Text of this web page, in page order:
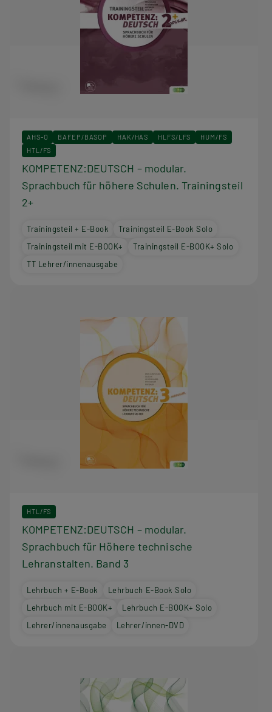
AHS-O BAFEP/BASOP HAK/HAS HLFS/LFS
HUM/FS
HTL/FS
KOMPETENZ:DEUTSCH – modular.
Sprachbuch für höhere Schulen. Trainingsteil
2+
Trainingsteil + E-Book
Trainingsteil E-Book Solo
Trainingsteil mit E-BOOK+
Trainingsteil E-BOOK+ Solo
TT Lehrer/innenausgabe
HTL/FS
KOMPETENZ:DEUTSCH – modular.
Sprachbuch für Höhere technische
Lehranstalten. Band 3
Lehrbuch + E-Book
Lehrbuch E-Book Solo
Lehrbuch mit E-BOOK+
Lehrbuch E-BOOK+ Solo
Lehrer/innenausgabe
Lehrer/innen-DVD